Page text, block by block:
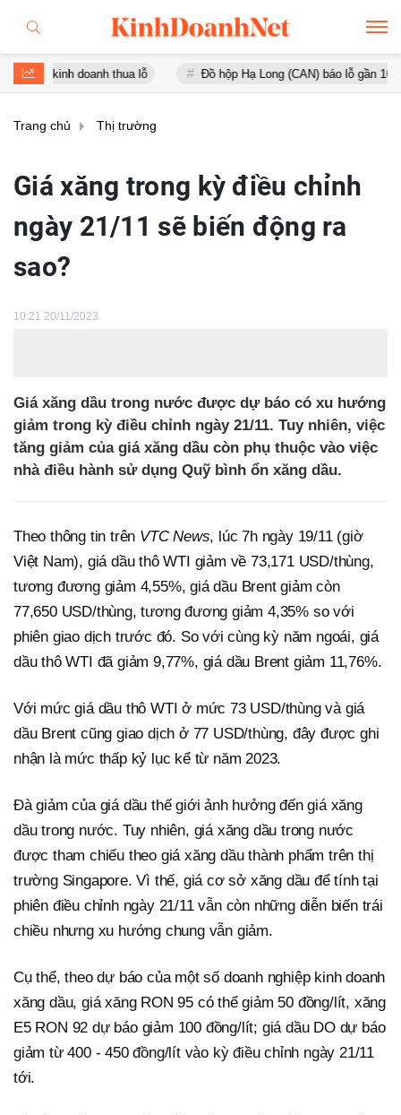
thua lỗ Đồ hộp Hạ Long (CAN) báo lỗ gần 16 tỷ đồng, tài
Trang chủ Thị trường
Giá xăng trong kỳ điều chỉnh
ngày 21/11 sẽ biến động ra
sao?
10:21 20/11/2023
Giá xăng dầu trong nước được dự báo có xu hướng
giảm trong kỳ điều chỉnh ngày 21/11. Tuy nhiên, việc
tăng giảm của giá xăng dầu còn phụ thuộc vào việc
nhà điều hành sử dụng Quỹ bình ổn xăng dầu.
Theo thông tin trên VTC News, lúc 7h ngày 19/11 (giờ
Việt Nam), giá dầu thô WTI giảm về 73,171 USD/thùng,
tương đương giảm 4,55%, giá dầu Brent giảm còn
77,650 USD/thùng, tương đương giảm 4,35% so với
phiên giao dịch trước đó. So với cùng kỳ năm ngoái, giá
dầu thô WTI đã giảm 9,77%, giá dầu Brent giảm 11,76%.
Với mức giá dầu thô WTI ở mức 73 USD/thùng và giá
dầu Brent cũng giao dịch ở 77 USD/thùng, đây được ghi
nhận là mức thấp kỷ lục kể từ năm 2023.
Đà giảm của giá dầu thế giới ảnh hưởng đến giá xăng
dầu trong nước. Tuy nhiên, giá xăng dầu trong nước
được tham chiếu theo giá xăng dầu thành phẩm trên thị
trường Singapore. Vì thế, giá cơ sở xăng dầu để tính tại
phiên điều chỉnh ngày 21/11 vẫn còn những diễn biến trái
chiều nhưng xu hướng chung vẫn giảm.
Cụ thể, theo dự báo của một số doanh nghiệp kinh doanh
xăng dầu, giá xăng RON 95 có thể giảm 50 đồng/lít, xăng
E5 RON 92 dự báo giảm 100 đồng/lít; giá dầu DO dự báo
giảm từ 400 - 450 đồng/lít vào kỳ điều chỉnh ngày 21/11
tới.